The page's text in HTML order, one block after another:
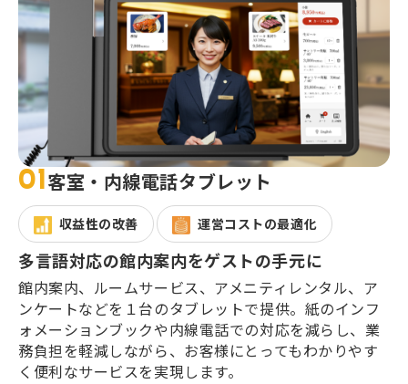
01客室・内線電話タブレット
収益性の改善 運営コストの最適化
多言語対応の館内案内をゲストの手元に
館内案内、ルームサービス、アメニティレンタル、ア
ンケートなどを１台のタブレットで提供。紙のインフ
ォメーションブックや内線電話での対応を減らし、業
務負担を軽減しながら、お客様にとってもわかりやす
く便利なサービスを実現します。